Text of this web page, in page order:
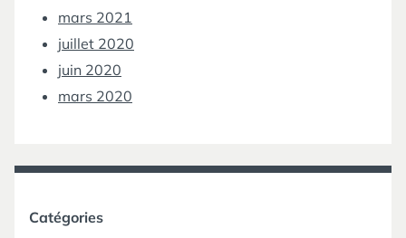
mars 2021
juillet 2020
juin 2020
mars 2020
Catégories